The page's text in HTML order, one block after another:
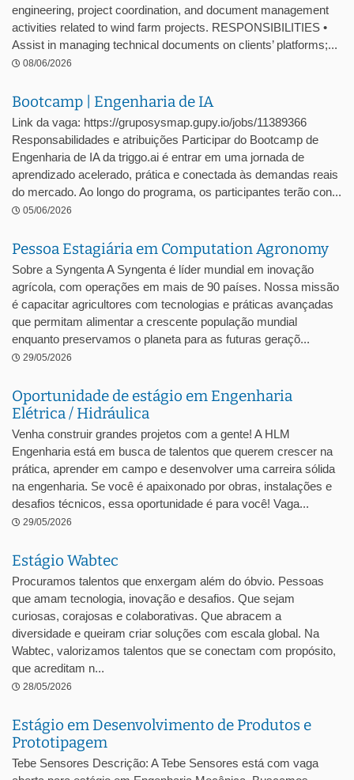
engineering, project coordination, and document management
activities related to wind farm projects. RESPONSIBILITIES •
Assist in managing technical documents on clients’ platforms;...
08/06/2026
Bootcamp | Engenharia de IA
Link da vaga: https://gruposysmap.gupy.io/jobs/11389366
Responsabilidades e atribuições Participar do Bootcamp de
Engenharia de IA da triggo.ai é entrar em uma jornada de
aprendizado acelerado, prática e conectada às demandas reais
do mercado. Ao longo do programa, os participantes terão con...
05/06/2026
Pessoa Estagiária em Computation Agronomy
Sobre a Syngenta A Syngenta é líder mundial em inovação
agrícola, com operações em mais de 90 países. Nossa missão
é capacitar agricultores com tecnologias e práticas avançadas
que permitam alimentar a crescente população mundial
enquanto preservamos o planeta para as futuras geraçõ...
29/05/2026
Oportunidade de estágio em Engenharia
Elétrica / Hidráulica
Venha construir grandes projetos com a gente! A HLM
Engenharia está em busca de talentos que querem crescer na
prática, aprender em campo e desenvolver uma carreira sólida
na engenharia. Se você é apaixonado por obras, instalações e
desafios técnicos, essa oportunidade é para você! Vaga...
29/05/2026
Estágio Wabtec
Procuramos talentos que enxergam além do óbvio. Pessoas
que amam tecnologia, inovação e desafios. Que sejam
curiosas, corajosas e colaborativas. Que abracem a
diversidade e queiram criar soluções com escala global. Na
Wabtec, valorizamos talentos que se conectam com propósito,
que acreditam n...
28/05/2026
Estágio em Desenvolvimento de Produtos e
Prototipagem
Tebe Sensores Descrição: A Tebe Sensores está com vaga